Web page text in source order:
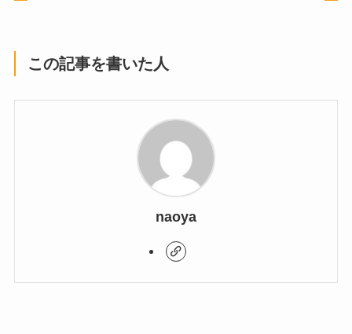
この記事を書いた人
naoya